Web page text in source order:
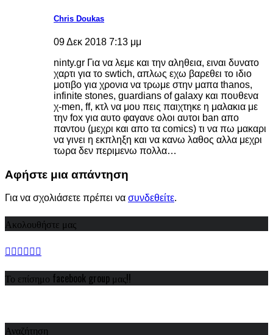
Chris Doukas
09 Δεκ 2018 7:13 μμ
ninty.gr Για να λεμε και την αληθεια, ειναι δυνατο
χαρτι για το swtich, απλως εχω βαρεθει το ιδιο
μοτιβο για χρονια να τρωμε στην μαπα thanos,
infinite stones, guardians of galaxy και πουθενα
χ-men, ff, κτλ να μου πεις παιχτηκε η μαλακια με
την fox για αυτο φαγανε ολοι αυτοι ban απο
παντου (μεχρι και απο τα comics) τι να πω μακαρι
να γινει η εκπληξη και να κανω λαθος αλλα μεχρι
τωρα δεν περιμενω πολλα…
Αφήστε μια απάντηση
Για να σχολιάσετε πρέπει να συνδεθείτε.
Ακολουθήστε μας
Το επίσημο facebook group μας!!
Αναζήτηση